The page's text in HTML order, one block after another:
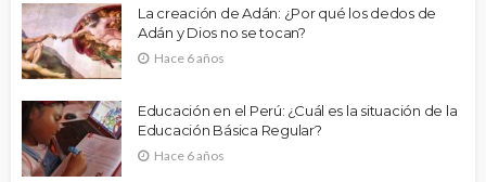
La creación de Adán: ¿Por qué los dedos de
Adán y Dios no se tocan?
Hace 6 años
Educación en el Perú: ¿Cuál es la situación de la
Educación Básica Regular?
Hace 6 años